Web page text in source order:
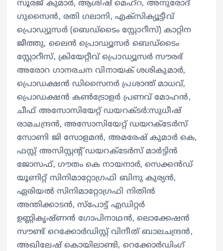
സൂരജ് കുമാർ, ആശിഷ് മെഹ്‌റ, അനുരോദ്
ഗുസൈൻ, രതി ഗലാനി, എക്സിക്യൂട്ടീവ്
പ്രൊഡ്യുസർ (ബെഡ്ടൈം സ്റ്റോറീസ്) കാറ്റിന
ജീത്തു, ലൈൻ പ്രൊഡ്യൂസർ ബെഡ്ടൈം
സ്റ്റോറീസ്, ക്രിയേറ്റീവ് പ്രൊഡ്യൂസർ സൗരഭ്
അരോറ ഗാനരചന വിനായക് ശശികുമാർ,
പ്രൊഡക്ഷൻ ഡിസൈനർ പ്രശാന്ത് മാധവ്,
പ്രൊഡക്ഷൻ കൺട്രോളർ പ്രണവ് മോഹൻ,
ചീഫ് അസോസിയേറ്റ് ഡയറക്ടർ:സുധീഷ്
രാമചന്ദ്രൻ, അസോസിയേറ്റ് ഡയറക്ടേർസ്
സോണി ജി സോളമൻ, അമരേഷ് കുമാർ കെ,
ഫസ്റ്റ് അസിസ്റ്റന്റ് ഡയറക്ടേർസ് മാർട്ടിൻ
ജോസഫ്, ഗൗതം കെ നായനാർ, സെക്കൻഡ്
യൂണിറ്റ് സിനിമാറ്റോഗ്രഫി ബിനു കുര്യൻ,
ഏരിയൽ സിനിമാറ്റോഗ്രഫി നിതിൻ
അന്തിക്കാടൻ, സ്പോട്ട് എഡിറ്റർ
ഉണ്ണികൃഷ്‍ണൻ ഗോപിനാഥൻ, ലൊക്കേഷൻ
സൗണ്ട് റെക്കോർഡിസ്റ്റ് വിനീത് ബാലചന്ദ്രൻ,
അഖിലേഷ് കൊയിലാണ്ടി, റെക്കോർഡിംഗ്